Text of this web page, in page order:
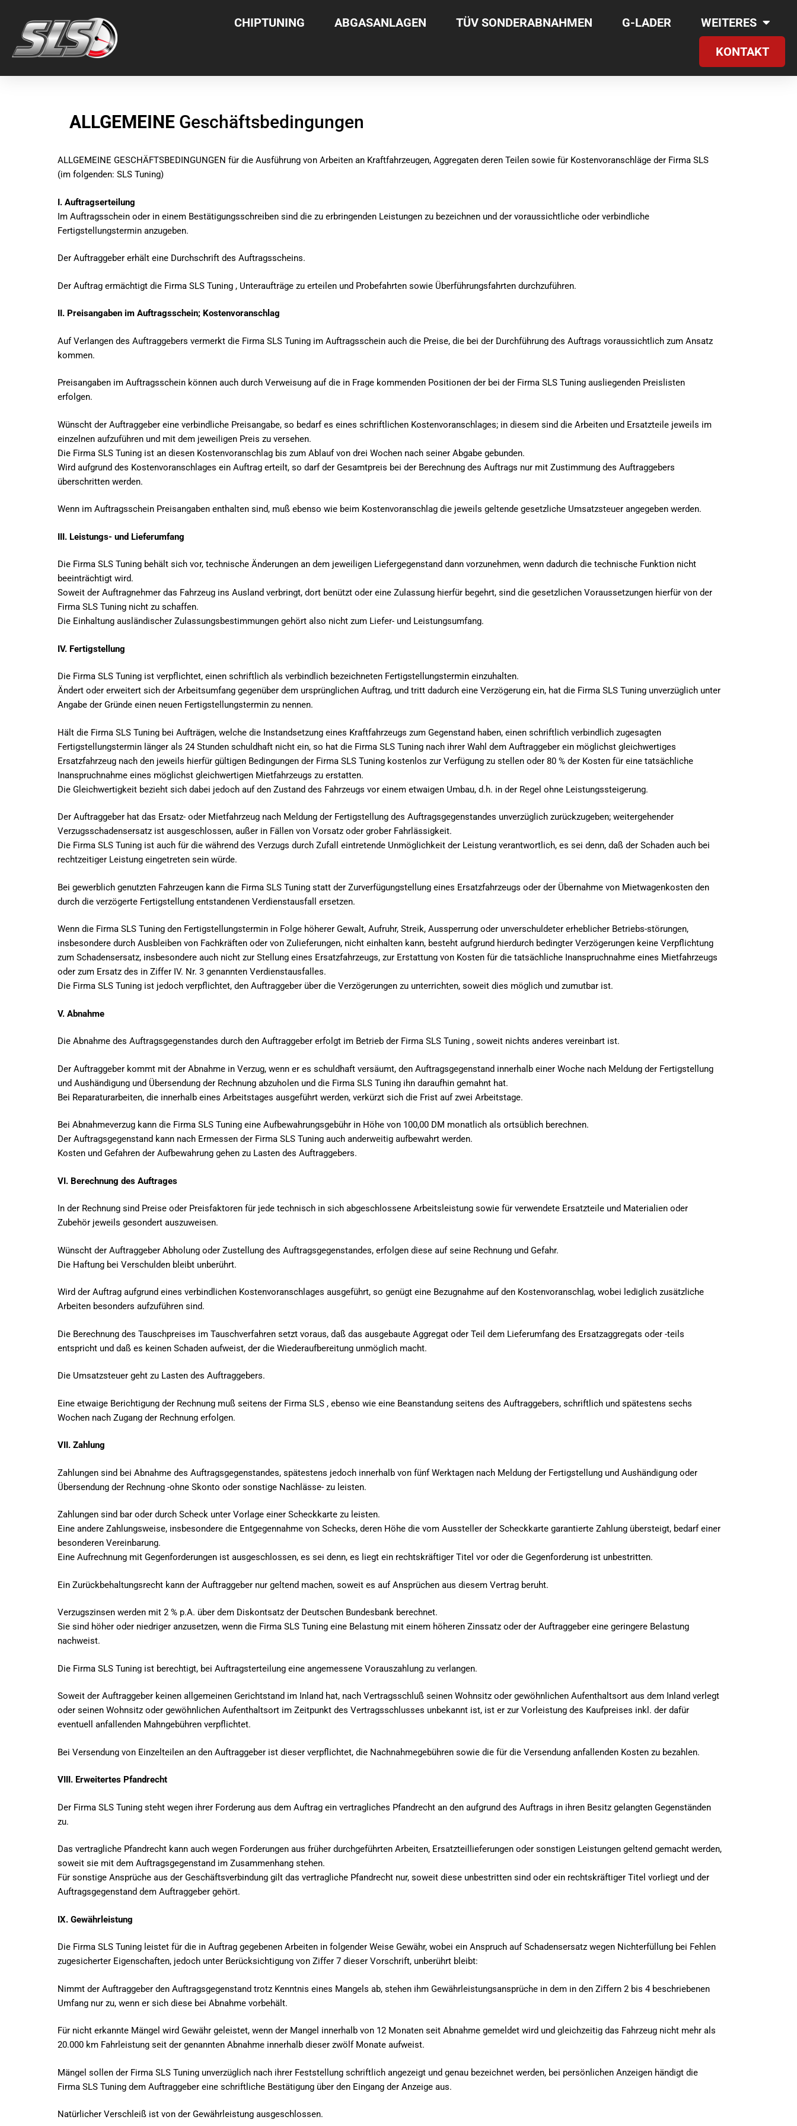
CHIPTUNING ABGASANLAGEN TÜV SONDERABNAHMEN G-LADER WEITERES
KONTAKT
ALLGEMEINE Geschäftsbedingungen
ALLGEMEINE GESCHÄFTSBEDINGUNGEN für die Ausführung von Arbeiten an Kraftfahrzeugen, Aggregaten deren Teilen sowie für Kostenvoranschläge der Firma SLS
(im folgenden: SLS Tuning)
I. Auftragserteilung
Im Auftragsschein oder in einem Bestätigungsschreiben sind die zu erbringenden Leistungen zu bezeichnen und der voraussichtliche oder verbindliche
Fertigstellungstermin anzugeben.
Der Auftraggeber erhält eine Durchschrift des Auftragsscheins.
Der Auftrag ermächtigt die Firma SLS Tuning , Unteraufträge zu erteilen und Probefahrten sowie Überführungsfahrten durchzuführen.
II. Preisangaben im Auftragsschein; Kostenvoranschlag
Auf Verlangen des Auftraggebers vermerkt die Firma SLS Tuning im Auftragsschein auch die Preise, die bei der Durchführung des Auftrags voraussichtlich zum Ansatz
kommen.
Preisangaben im Auftragsschein können auch durch Verweisung auf die in Frage kommenden Positionen der bei der Firma SLS Tuning ausliegenden Preislisten
erfolgen.
Wünscht der Auftraggeber eine verbindliche Preisangabe, so bedarf es eines schriftlichen Kostenvoranschlages; in diesem sind die Arbeiten und Ersatzteile jeweils im
einzelnen aufzuführen und mit dem jeweiligen Preis zu versehen.
Die Firma SLS Tuning ist an diesen Kostenvoranschlag bis zum Ablauf von drei Wochen nach seiner Abgabe gebunden.
Wird aufgrund des Kostenvoranschlages ein Auftrag erteilt, so darf der Gesamtpreis bei der Berechnung des Auftrags nur mit Zustimmung des Auftraggebers
überschritten werden.
Wenn im Auftragsschein Preisangaben enthalten sind, muß ebenso wie beim Kostenvoranschlag die jeweils geltende gesetzliche Umsatzsteuer angegeben werden.
III. Leistungs- und Lieferumfang
Die Firma SLS Tuning behält sich vor, technische Änderungen an dem jeweiligen Liefergegenstand dann vorzunehmen, wenn dadurch die technische Funktion nicht
beeinträchtigt wird.
Soweit der Auftragnehmer das Fahrzeug ins Ausland verbringt, dort benützt oder eine Zulassung hierfür begehrt, sind die gesetzlichen Voraussetzungen hierfür von der
Firma SLS Tuning nicht zu schaffen.
Die Einhaltung ausländischer Zulassungsbestimmungen gehört also nicht zum Liefer- und Leistungsumfang.
IV. Fertigstellung
Die Firma SLS Tuning ist verpflichtet, einen schriftlich als verbindlich bezeichneten Fertigstellungstermin einzuhalten.
Ändert oder erweitert sich der Arbeitsumfang gegenüber dem ursprünglichen Auftrag, und tritt dadurch eine Verzögerung ein, hat die Firma SLS Tuning unverzüglich unter
Angabe der Gründe einen neuen Fertigstellungstermin zu nennen.
Hält die Firma SLS Tuning bei Aufträgen, welche die Instandsetzung eines Kraftfahrzeugs zum Gegenstand haben, einen schriftlich verbindlich zugesagten
Fertigstellungstermin länger als 24 Stunden schuldhaft nicht ein, so hat die Firma SLS Tuning nach ihrer Wahl dem Auftraggeber ein möglichst gleichwertiges
Ersatzfahrzeug nach den jeweils hierfür gültigen Bedingungen der Firma SLS Tuning kostenlos zur Verfügung zu stellen oder 80 % der Kosten für eine tatsächliche
Inanspruchnahme eines möglichst gleichwertigen Mietfahrzeugs zu erstatten.
Die Gleichwertigkeit bezieht sich dabei jedoch auf den Zustand des Fahrzeugs vor einem etwaigen Umbau, d.h. in der Regel ohne Leistungssteigerung.
Der Auftraggeber hat das Ersatz- oder Mietfahrzeug nach Meldung der Fertigstellung des Auftragsgegenstandes unverzüglich zurückzugeben; weitergehender
Verzugsschadensersatz ist ausgeschlossen, außer in Fällen von Vorsatz oder grober Fahrlässigkeit.
Die Firma SLS Tuning ist auch für die während des Verzugs durch Zufall eintretende Unmöglichkeit der Leistung verantwortlich, es sei denn, daß der Schaden auch bei
rechtzeitiger Leistung eingetreten sein würde.
Bei gewerblich genutzten Fahrzeugen kann die Firma SLS Tuning statt der Zurverfügungstellung eines Ersatzfahrzeugs oder der Übernahme von Mietwagenkosten den
durch die verzögerte Fertigstellung entstandenen Verdienstausfall ersetzen.
Wenn die Firma SLS Tuning den Fertigstellungstermin in Folge höherer Gewalt, Aufruhr, Streik, Aussperrung oder unverschuldeter erheblicher Betriebs-störungen,
insbesondere durch Ausbleiben von Fachkräften oder von Zulieferungen, nicht einhalten kann, besteht aufgrund hierdurch bedingter Verzögerungen keine Verpflichtung
zum Schadensersatz, insbesondere auch nicht zur Stellung eines Ersatzfahrzeugs, zur Erstattung von Kosten für die tatsächliche Inanspruchnahme eines Mietfahrzeugs
oder zum Ersatz des in Ziffer IV. Nr. 3 genannten Verdienstausfalles.
Die Firma SLS Tuning ist jedoch verpflichtet, den Auftraggeber über die Verzögerungen zu unterrichten, soweit dies möglich und zumutbar ist.
V. Abnahme
Die Abnahme des Auftragsgegenstandes durch den Auftraggeber erfolgt im Betrieb der Firma SLS Tuning , soweit nichts anderes vereinbart ist.
Der Auftraggeber kommt mit der Abnahme in Verzug, wenn er es schuldhaft versäumt, den Auftragsgegenstand innerhalb einer Woche nach Meldung der Fertigstellung
und Aushändigung und Übersendung der Rechnung abzuholen und die Firma SLS Tuning ihn daraufhin gemahnt hat.
Bei Reparaturarbeiten, die innerhalb eines Arbeitstages ausgeführt werden, verkürzt sich die Frist auf zwei Arbeitstage.
Bei Abnahmeverzug kann die Firma SLS Tuning eine Aufbewahrungsgebühr in Höhe von 100,00 DM monatlich als ortsüblich berechnen.
Der Auftragsgegenstand kann nach Ermessen der Firma SLS Tuning auch anderweitig aufbewahrt werden.
Kosten und Gefahren der Aufbewahrung gehen zu Lasten des Auftraggebers.
VI. Berechnung des Auftrages
In der Rechnung sind Preise oder Preisfaktoren für jede technisch in sich abgeschlossene Arbeitsleistung sowie für verwendete Ersatzteile und Materialien oder
Zubehör jeweils gesondert auszuweisen.
Wünscht der Auftraggeber Abholung oder Zustellung des Auftragsgegenstandes, erfolgen diese auf seine Rechnung und Gefahr.
Die Haftung bei Verschulden bleibt unberührt.
Wird der Auftrag aufgrund eines verbindlichen Kostenvoranschlages ausgeführt, so genügt eine Bezugnahme auf den Kostenvoranschlag, wobei lediglich zusätzliche
Arbeiten besonders aufzuführen sind.
Die Berechnung des Tauschpreises im Tauschverfahren setzt voraus, daß das ausgebaute Aggregat oder Teil dem Lieferumfang des Ersatzaggregats oder -teils
entspricht und daß es keinen Schaden aufweist, der die Wiederaufbereitung unmöglich macht.
Die Umsatzsteuer geht zu Lasten des Auftraggebers.
Eine etwaige Berichtigung der Rechnung muß seitens der Firma SLS , ebenso wie eine Beanstandung seitens des Auftraggebers, schriftlich und spätestens sechs
Wochen nach Zugang der Rechnung erfolgen.
VII. Zahlung
Zahlungen sind bei Abnahme des Auftragsgegenstandes, spätestens jedoch innerhalb von fünf Werktagen nach Meldung der Fertigstellung und Aushändigung oder
Übersendung der Rechnung -ohne Skonto oder sonstige Nachlässe- zu leisten.
Zahlungen sind bar oder durch Scheck unter Vorlage einer Scheckkarte zu leisten.
Eine andere Zahlungsweise, insbesondere die Entgegennahme von Schecks, deren Höhe die vom Aussteller der Scheckkarte garantierte Zahlung übersteigt, bedarf einer
besonderen Vereinbarung.
Eine Aufrechnung mit Gegenforderungen ist ausgeschlossen, es sei denn, es liegt ein rechtskräftiger Titel vor oder die Gegenforderung ist unbestritten.
Ein Zurückbehaltungsrecht kann der Auftraggeber nur geltend machen, soweit es auf Ansprüchen aus diesem Vertrag beruht.
Verzugszinsen werden mit 2 % p.A. über dem Diskontsatz der Deutschen Bundesbank berechnet.
Sie sind höher oder niedriger anzusetzen, wenn die Firma SLS Tuning eine Belastung mit einem höheren Zinssatz oder der Auftraggeber eine geringere Belastung
nachweist.
Die Firma SLS Tuning ist berechtigt, bei Auftragsterteilung eine angemessene Vorauszahlung zu verlangen.
Soweit der Auftraggeber keinen allgemeinen Gerichtstand im Inland hat, nach Vertragsschluß seinen Wohnsitz oder gewöhnlichen Aufenthaltsort aus dem Inland verlegt
oder seinen Wohnsitz oder gewöhnlichen Aufenthaltsort im Zeitpunkt des Vertragsschlusses unbekannt ist, ist er zur Vorleistung des Kaufpreises inkl. der dafür
eventuell anfallenden Mahngebühren verpflichtet.
Bei Versendung von Einzelteilen an den Auftraggeber ist dieser verpflichtet, die Nachnahmegebühren sowie die für die Versendung anfallenden Kosten zu bezahlen.
VIII. Erweitertes Pfandrecht
Der Firma SLS Tuning steht wegen ihrer Forderung aus dem Auftrag ein vertragliches Pfandrecht an den aufgrund des Auftrags in ihren Besitz gelangten Gegenständen
zu.
Das vertragliche Pfandrecht kann auch wegen Forderungen aus früher durchgeführten Arbeiten, Ersatzteillieferungen oder sonstigen Leistungen geltend gemacht werden,
soweit sie mit dem Auftragsgegenstand im Zusammenhang stehen.
Für sonstige Ansprüche aus der Geschäftsverbindung gilt das vertragliche Pfandrecht nur, soweit diese unbestritten sind oder ein rechtskräftiger Titel vorliegt und der
Auftragsgegenstand dem Auftraggeber gehört.
IX. Gewährleistung
Die Firma SLS Tuning leistet für die in Auftrag gegebenen Arbeiten in folgender Weise Gewähr, wobei ein Anspruch auf Schadensersatz wegen Nichterfüllung bei Fehlen
zugesicherter Eigenschaften, jedoch unter Berücksichtigung von Ziffer 7 dieser Vorschrift, unberührt bleibt:
Nimmt der Auftraggeber den Auftragsgegenstand trotz Kenntnis eines Mangels ab, stehen ihm Gewährleistungsansprüche in dem in den Ziffern 2 bis 4 beschriebenen
Umfang nur zu, wenn er sich diese bei Abnahme vorbehält.
Für nicht erkannte Mängel wird Gewähr geleistet, wenn der Mangel innerhalb von 12 Monaten seit Abnahme gemeldet wird und gleichzeitig das Fahrzeug nicht mehr als
20.000 km Fahrleistung seit der genannten Abnahme innerhalb dieser zwölf Monate aufweist.
Mängel sollen der Firma SLS Tuning unverzüglich nach ihrer Feststellung schriftlich angezeigt und genau bezeichnet werden, bei persönlichen Anzeigen händigt die
Firma SLS Tuning dem Auftraggeber eine schriftliche Bestätigung über den Eingang der Anzeige aus.
Natürlicher Verschleiß ist von der Gewährleistung ausgeschlossen.